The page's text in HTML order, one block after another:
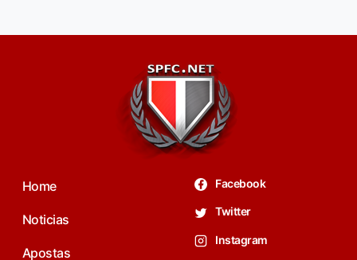
Home
Noticias
Apostas
Facebook
Twitter
Instagram